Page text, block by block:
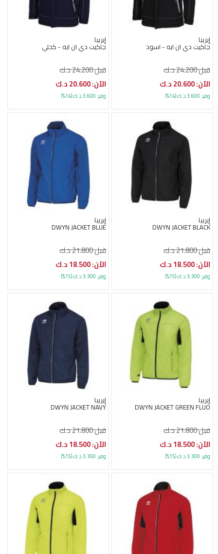
إيرييا
جاكيت دي ان ايه - اسود
قبل 24.200 د.ك
الآن: 20.600 د.ك
وفر: 3.600 د.ك (14%)
إيرييا
جاكيت دي ان ايه - كحلي
قبل 24.200 د.ك
الآن: 20.600 د.ك
وفر: 3.600 د.ك (14%)
إيرييا
DWYN JACKET BLACK
قبل 21.800 د.ك
الآن: 18.500 د.ك
وفر: 3.300 د.ك (15%)
إيرييا
DWYN JACKET BLUE
قبل 21.800 د.ك
الآن: 18.500 د.ك
وفر: 3.300 د.ك (15%)
إيرييا
DWYN JACKET GREEN FLUO
قبل 21.800 د.ك
الآن: 18.500 د.ك
وفر: 3.300 د.ك (15%)
إيرييا
DWYN JACKET NAVY
قبل 21.800 د.ك
الآن: 18.500 د.ك
وفر: 3.300 د.ك (15%)